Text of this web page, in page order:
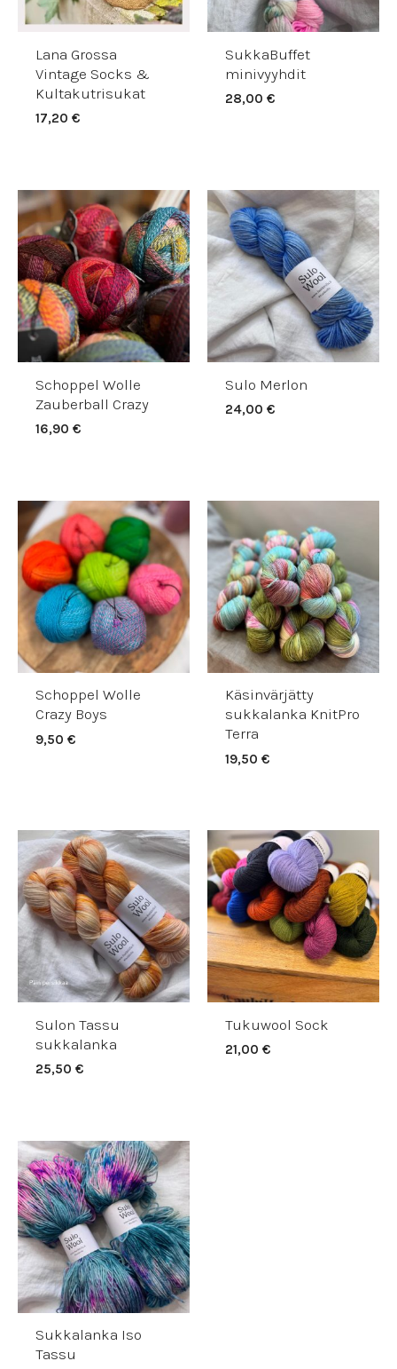
Lana Grossa
Vintage Socks &
Kultakutrisukat
17,20€
SukkaBuffet
minivyyhdit
28,00€
Schoppel Wolle
Zauberball Crazy
16,90€
Sulo Merlon
24,00€
Schoppel Wolle
Crazy Boys
9,50€
Käsinvärjätty
sukkalanka KnitPro
Terra
19,50€
Sulon Tassu
sukkalanka
25,50€
Tukuwool Sock
21,00€
Sukkalanka Iso
Tassu